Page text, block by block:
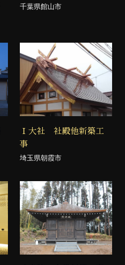
千葉県館山市
Ｉ大社 社殿他新築工
事
埼玉県朝霞市